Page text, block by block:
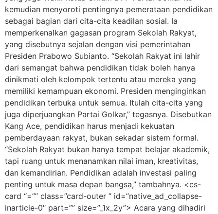
kemudian menyoroti pentingnya pemerataan pendidikan
sebagai bagian dari cita-cita keadilan sosial. Ia
memperkenalkan gagasan program Sekolah Rakyat,
yang disebutnya sejalan dengan visi pemerintahan
Presiden Prabowo Subianto. “Sekolah Rakyat ini lahir
dari semangat bahwa pendidikan tidak boleh hanya
dinikmati oleh kelompok tertentu atau mereka yang
memiliki kemampuan ekonomi. Presiden menginginkan
pendidikan terbuka untuk semua. Itulah cita-cita yang
juga diperjuangkan Partai Golkar,” tegasnya. Disebutkan
Kang Ace, pendidikan harus menjadi kekuatan
pemberdayaan rakyat, bukan sekadar sistem formal.
“Sekolah Rakyat bukan hanya tempat belajar akademik,
tapi ruang untuk menanamkan nilai iman, kreativitas,
dan kemandirian. Pendidikan adalah investasi paling
penting untuk masa depan bangsa,” tambahnya. <cs-
card “=”” class=”card-outer ” id=”native_ad_collapse-
inarticle-0″ part=”” size=”_1x_2y”> Acara yang dihadiri